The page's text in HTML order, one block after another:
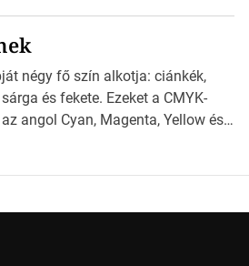
a papírméretek izgalmas
téged, hogy jobban megértsd,
érdemes választanod a
világába A […]
négy fő szín alkotja: ciánkék,
és fekete. Ezeket a CMYK-
angol Cyan, Magenta, Yellow és